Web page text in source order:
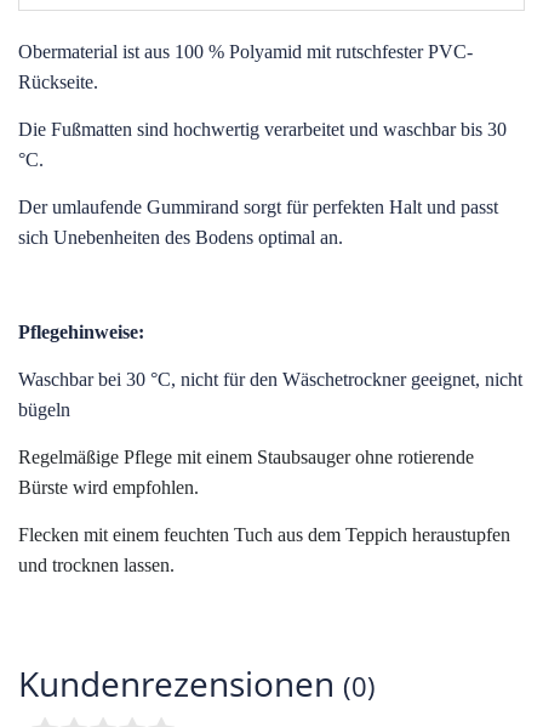
Obermaterial ist aus 100 % Polyamid mit rutschfester PVC-
Rückseite.
Die Fußmatten sind hochwertig verarbeitet und waschbar bis 30
°C.
Der umlaufende Gummirand sorgt für perfekten Halt und passt
sich Unebenheiten des Bodens optimal an.
Pflegehinweise:
Waschbar bei 30 °C, nicht für den Wäschetrockner geeignet, nicht
bügeln
Regelmäßige Pflege mit einem Staubsauger ohne rotierende
Bürste wird empfohlen.
Flecken mit einem feuchten Tuch aus dem Teppich heraustupfen
und trocknen lassen.
Kundenrezensionen (0)